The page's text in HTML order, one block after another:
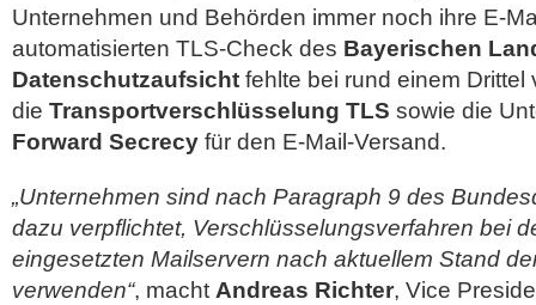
Unternehmen und Behörden immer noch ihre E-
automatisierten TLS-Check des Bayerischen
Datenschutzaufsicht fehlte bei rund einem
die Transportverschlüsselung TLS sowie die
Forward Secrecy für den E-Mail-Versand.
„Unternehmen sind nach Paragraph 9 des
dazu verpflichtet, Verschlüsselungsverfahren bei
eingesetzten Mailservern nach aktuellem Stand
verwenden“, macht Andreas Richter, Vice